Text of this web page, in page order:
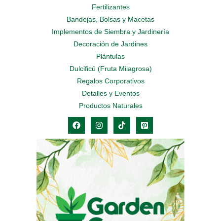
Fertilizantes
Bandejas, Bolsas y Macetas
Implementos de Siembra y Jardinería
Decoración de Jardines
Plántulas
Dulcificú (Fruta Milagrosa)
Regalos Corporativos
Detalles y Eventos
Productos Naturales